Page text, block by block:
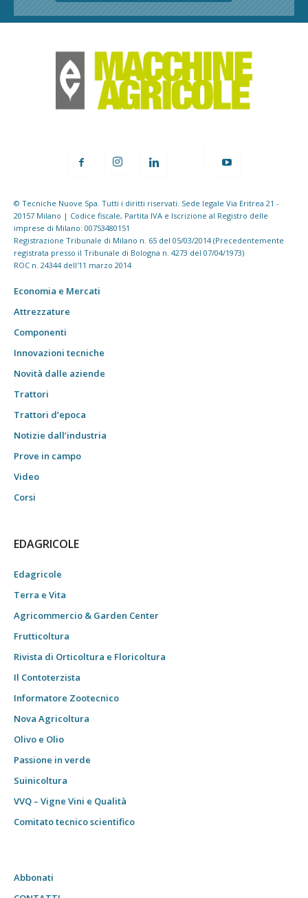
© Tecniche Nuove Spa. Tutti i diritti riservati. Sede legale Via Eritrea 21 -
20157 Milano | Codice fiscale, Partita IVA e Iscrizione al Registro delle
imprese di Milano: 00753480151
Registrazione Tribunale di Milano n. 65 del 05/03/2014 (Precedentemente
registrata presso il Tribunale di Bologna n. 4273 del 07/04/1973)
ROC n. 24344 dell'11 marzo 2014
Economia e Mercati
Attrezzature
Componenti
Innovazioni tecniche
Novità dalle aziende
Trattori
Trattori d’epoca
Notizie dall’industria
Prove in campo
Video
Corsi
EDAGRICOLE
Edagricole
Terra e Vita
Agricommercio & Garden Center
Frutticoltura
Rivista di Orticoltura e Floricoltura
Il Contoterzista
Informatore Zootecnico
Nova Agricoltura
Olivo e Olio
Passione in verde
Suinicoltura
VVQ – Vigne Vini e Qualità
Comitato tecnico scientifico
Abbonati